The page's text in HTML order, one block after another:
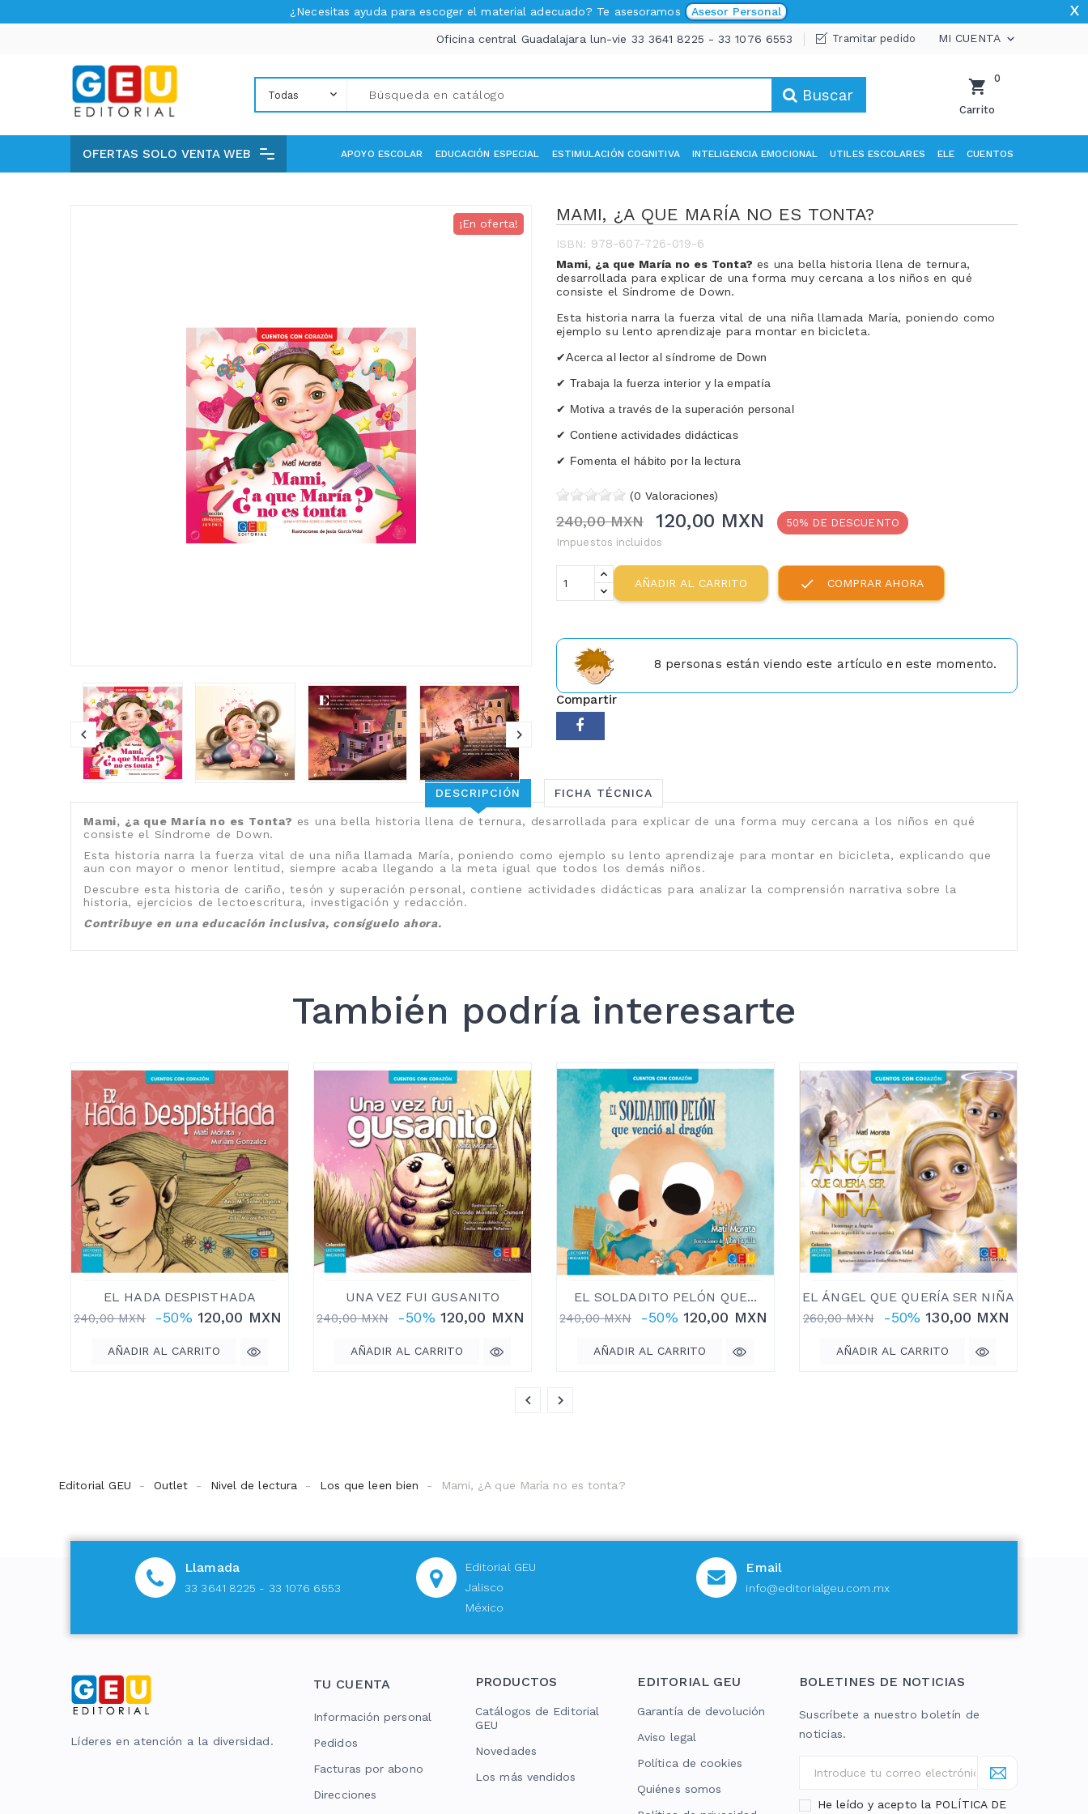
¿Necesitas ayuda para escoger el material adecuado? Te asesoramos Asesor Personal x
Oficina central Guadalajara lun-vie 33 3641 8225 - 33 1076 6553 Tramitar pedido MI CUENTA 
0
Carrito
Buscar
OFERTAS SOLO VENTA WEB APOYO ESCOLAR EDUCACIÓN ESPECIAL ESTIMULACIÓN COGNITIVA INTELIGENCIA EMOCIONAL UTILES ESCOLARES ELE CUENTOS
¡En oferta! MAMI, ¿A QUE MARÍA NO ES TONTA?
ISBN: 978-607-726-019-6
Mami, ¿a que María no es Tonta? es una bella historia llena de ternura,
desarrollada para explicar de una forma muy cercana a los niños en qué
consiste el Síndrome de Down.
Esta historia narra la fuerza vital de una niña llamada María, poniendo como
ejemplo su lento aprendizaje para montar en bicicleta.
✔Acerca al lector al síndrome de Down
✔ Trabaja la fuerza interior y la empatía
✔ Motiva a través de la superación personal
✔ Contiene actividades didácticas
✔ Fomenta el hábito por la lectura
(0 Valoraciones)
240,00 MXN 120,00 MXN
50% DE DESCUENTO
Impuestos incluidos
AÑADIR AL CARRITO check COMPRAR AHORA
8 personas están viendo este artículo en este momento.
Compartir
DESCRIPCIÓN FICHA TÉCNICA
Mami, ¿a que María no es Tonta? es una bella historia llena de ternura, desarrollada para explicar de una forma muy cercana a los niños en qué
consiste el Síndrome de Down.
Esta historia narra la fuerza vital de una niña llamada María, poniendo como ejemplo su lento aprendizaje para montar en bicicleta, explicando que
aun con mayor o menor lentitud, siempre acaba llegando a la meta igual que todos los demás niños.
Descubre esta historia de cariño, tesón y superación personal, contiene actividades didácticas para analizar la comprensión narrativa sobre la
historia, ejercicios de lectoescritura, investigación y redacción.
Contribuye en una educación inclusiva, consíguelo ahora.
También podría interesarte
EL HADA DESPISTHADA
240,00 MXN -50% 120,00 MXN
AÑADIR AL CARRITO
UNA VEZ FUI GUSANITO
240,00 MXN -50% 120,00 MXN
AÑADIR AL CARRITO
EL SOLDADITO PELÓN QUE...
240,00 MXN -50% 120,00 MXN
AÑADIR AL CARRITO
EL ÁNGEL QUE QUERÍA SER NIÑA
260,00 MXN -50% 130,00 MXN
AÑADIR AL CARRITO
Editorial GEU Outlet Nivel de lectura Los que leen bien Mami, ¿A que María no es tonta?
Llamada
33 3641 8225 - 33 1076 6553
Editorial GEU
Jalisco
México
Email
info@editorialgeu.com.mx
Líderes en atención a la diversidad.
TU CUENTA
Información personal
Pedidos
Facturas por abono
Direcciones
PRODUCTOS
Catálogos de Editorial
GEU
Novedades
Los más vendidos
EDITORIAL GEU
Garantía de devolución
Aviso legal
Política de cookies
Quiénes somos
BOLETINES DE NOTICIAS
Suscríbete a nuestro boletín de
noticias.
He leído y acepto la POLÍTICA DE